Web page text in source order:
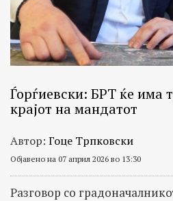
Ѓорѓиевски: БРТ ќе има
крајот на мандатот
Автор: Гоце Трпковски
Објавено на 07 април 2026 во 13:30
Разговор со